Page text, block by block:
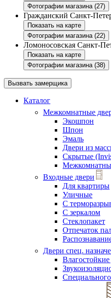
Фотографии магазина (27)
Гражданский Санкт-
Показать на карте
Фотографии магазина (22)
Ломоносовская Санкт-
Показать на карте
Фотографии магазина (38)
Вызвать замерщика
Каталог
Межкомнатные
Экошпон
Шпон
Эмаль
Двери из
Скрытые
Входные двери
Для квартиры
Уличные
С
С зеркалом
Стеклопакет
Отпечаток
Двери спец.
Влагостойкие